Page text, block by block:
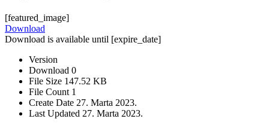
[featured_image]
Download
Download is available until [expire_date]
Version
Download 0
File Size 147.52 KB
File Count 1
Create Date 27. Marta 2023.
Last Updated 27. Marta 2023.